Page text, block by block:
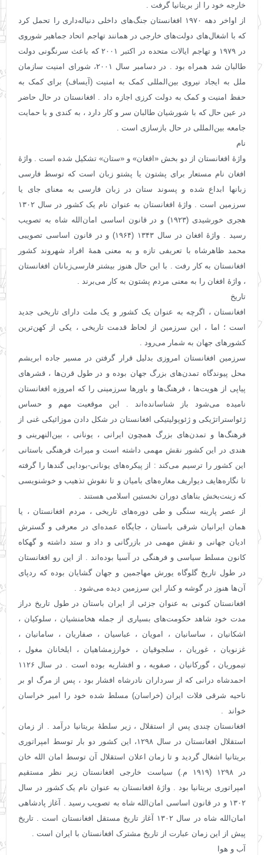
خارجه خود را از بریتانیا گرفت .
از اواخر دهه ۱۹۷۰ افغانستان جنگ‌های داخلی دنباله‌داری را تحمل کرد
که با اشغال‌های دولت‌های خارجی در همانند تهاجم اتحاد جماهیر شوروی
در ۱۹۷۹ و تهاجم ایالات متحده در اکتبر ۲۰۰۱ که باعث سرنگونی دولت
طالبان شد همراه بود . در دسامبر سال ۲۰۰۱، شورای امنیت سازمان
ملل به ایجاد نیروی بین‌المللی کمک به امنیت (آیساف) برای کمک به
حفظ امنیت و کمک به دولت کرزی اجازه داد . افغانستان در حال حاضر
در عین حال که با شورشیان طالبان سر و کار دارد ، به کندی و با حمایت
جامعه بین‌المللی در حال بازسازی است .
نام
واژهٔ افغانستان از دو بخش «افغان» و «ستان» تشکیل شده‌ است . واژهٔ
افغان نام مستعار برای پشتون یا پشتو زبان است که توسط فارسی
زبانها ابداع شده و پسوند ستان در زبان فارسی به معنای جای یا
سرزمین است . واژهٔ افغانستان به عنوان نام یک کشور در سال ۱۳۰۲
هجری خورشیدی (۱۹۲۳) و در قانون اساسی امان‌الله شاه به تصویب
رسید . واژهٔ افغان در سال ۱۳۴۳ (۱۹۶۴) و در قانون اساسی تصویبی
محمد ظاهرشاه با تعریفی تازه و به معنی همهٔ افراد شهروند کشور
افغانستان به‌ کار رفت . با این حال هنوز بیشتر فارسی‌زبانان افغانستان
، واژهٔ افغان را به معنی مردم پشتون به کار می‌برند .
تاریخ
افغانستان ، اگرچه به‌ عنوان یک کشور و یک ملت دارای تاریخی جدید
است ؛ اما ، این سرزمین از لحاظ قدمت تاریخی ، یکی از کهن‌ترین
کشورهای جهان به‌ شمار می‌رود .
سرزمین افغانستان امروزی بدلیل قرار گرفتن در مسیر جاده ابریشم
محل پیوندگاه تمدن‌های بزرگ جهان بوده و در طول قرن‌ها ، قشرهای
پیاپی از هویت‌ها ، فرهنگ‌ها و باورها سرزمینی را که امروزه افغانستان
نامیده می‌شود باز شناسانده‌اند . این موقعیت مهم و حساس
ژئواستراتژیکی و ژئوپولیتیکی افغانستان در شکل دادن موزائیکی غنی از
فرهنگ‌ها و تمدن‌های بزرگ همچون ایرانی ، یونانی ، بین‌النهرینی و
هندی در این کشور نقش مهمی داشته ‌است و میراث فرهنگی باستانی
این کشور را ترسیم می‌کند : از پیکره‌های یونانی-بودایی گندها را گرفته
تا نگاره‌هایف دیواریف مغاره‌های بامیان و تا نقوش تذهیب و خوشنویسی
که زینت‌بخش بناهای دوران نخستین اسلامی هستند .
از عصر پارینه ‌سنگی و طی دوره‌های تاریخی ، مردم افغانستان ، یا
همان ایرانیان شرقی باستان ، جایگاه عمده‌ای در معرفی و گسترش
ادیان جهانی و نقش مهمی در بازرگانی و داد و ستد داشته و گهکاه
کانون مسلط سیاسی و فرهنگی در آسیا بوده‌اند . از این رو افغانستان
در طول تاریخ گلوگاه یورش مهاجمین و جهان ‌گشایان بوده که ردپای
آن‌ها هنوز در گوشه و کنار این سرزمین دیده می‌شود .
افغانستان کنونی به عنوان جزئی از ایران باستان در طول تاریخ دراز
مدت خود شاهد حکومت‌های بسیاری از جمله هخامنشیان ، سلوکیان ،
اشکانیان ، ساسانیان ، امویان ، عباسیان ، صفاریان ، سامانیان ،
غزنویان ، غوریان ، سلجوقیان ، خوارزمشاهیان ، ایلخانان مغول ،
تیموریان ، گورکانیان ، صفویه ، و افشاریه بوده ‌است . در سال ۱۱۲۶
احمدشاه درانی که از سرداران نادرشاه افشار بود ، پس از مرگ او بر
ناحیه شرقی فلات ایران (خراسان) مسلط شده خود را امیر خراسان
خواند .
افغانستان چندی پس از استقلال ، زیر سلطهٔ بریتانیا درآمد . از زمان
استقلال افغانستان در سال ۱۲۹۸، این کشور دو بار توسط امپراتوری
بریتانیا اشغال گردید و تا زمان اعلان استقلال آن توسط امان الله خان
در ۱۲۹۸ (۱۹۱۹ م.) سیاست خارجی افغانستان زیر نظر مستقیم
امپراتوری بریتانیا بود . واژهٔ افغانستان به عنوان نام یک کشور در سال
۱۳۰۲ و در قانون اساسی امان‌الله شاه به تصویب رسید . آغاز پادشاهی
امان‌الله شاه در سال ۱۳۰۲ آغاز تاریخ مستقل افغانستان است . تاریخ
پیش از این زمان عبارت از تاریخ مشترک افغانستان با ایران است .
آب و هوا